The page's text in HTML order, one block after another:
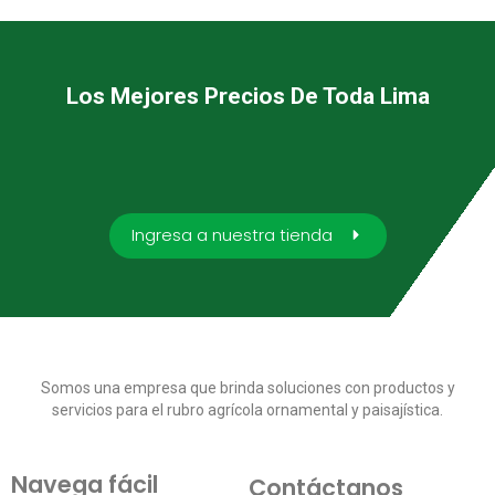
Los Mejores Precios De Toda Lima
Ingresa a nuestra tienda
Somos una empresa que brinda soluciones con productos y
servicios para el rubro agrícola ornamental y paisajística.
Navega fácil Contáctanos